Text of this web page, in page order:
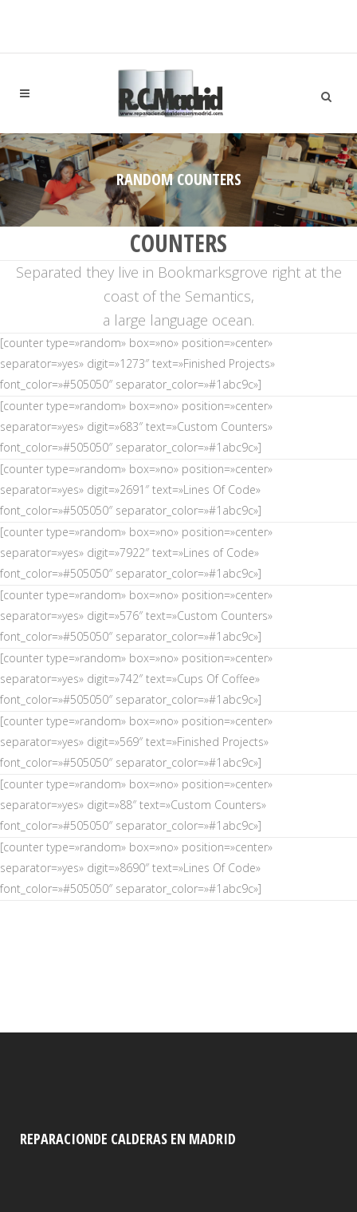
RANDOM COUNTERS
COUNTERS
Separated they live in Bookmarksgrove right at the
coast of the Semantics,
a large language ocean.
[counter type=»random» box=»no» position=»center»
separator=»yes» digit=»1273″ text=»Finished Projects»
font_color=»#505050″ separator_color=»#1abc9c»]
[counter type=»random» box=»no» position=»center»
separator=»yes» digit=»683″ text=»Custom Counters»
font_color=»#505050″ separator_color=»#1abc9c»]
[counter type=»random» box=»no» position=»center»
separator=»yes» digit=»2691″ text=»Lines Of Code»
font_color=»#505050″ separator_color=»#1abc9c»]
[counter type=»random» box=»no» position=»center»
separator=»yes» digit=»7922″ text=»Lines of Code»
font_color=»#505050″ separator_color=»#1abc9c»]
[counter type=»random» box=»no» position=»center»
separator=»yes» digit=»576″ text=»Custom Counters»
font_color=»#505050″ separator_color=»#1abc9c»]
[counter type=»random» box=»no» position=»center»
separator=»yes» digit=»742″ text=»Cups Of Coffee»
font_color=»#505050″ separator_color=»#1abc9c»]
[counter type=»random» box=»no» position=»center»
separator=»yes» digit=»569″ text=»Finished Projects»
font_color=»#505050″ separator_color=»#1abc9c»]
[counter type=»random» box=»no» position=»center»
separator=»yes» digit=»88″ text=»Custom Counters»
font_color=»#505050″ separator_color=»#1abc9c»]
[counter type=»random» box=»no» position=»center»
separator=»yes» digit=»8690″ text=»Lines Of Code»
font_color=»#505050″ separator_color=»#1abc9c»]
REPARACIONDE CALDERAS EN MADRID